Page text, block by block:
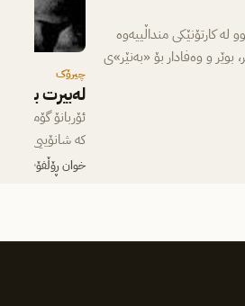
کارتۆنێکی منداڵییەوە
و وەفادار بۆ «بەنێر»ی
چیرۆک
لەبیرت بێت
ئۆربانۆ گۆمێزت
کە شانۆییی
سەردەمی پەتای
خوان ڕۆڵفۆ